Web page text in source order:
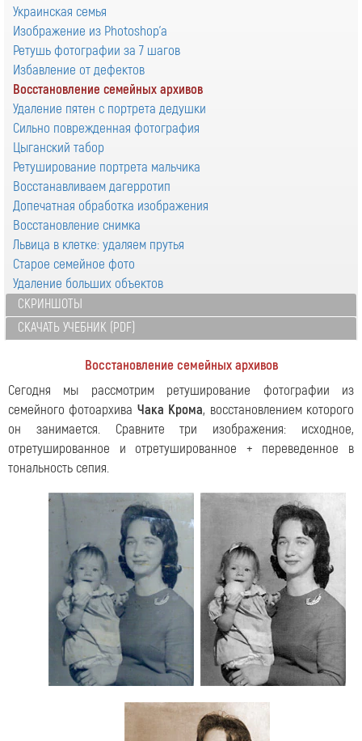
Украинская семья
Изображение из Photoshop'а
Ретушь фотографии за 7 шагов
Избавление от дефектов
Восстановление семейных архивов
Удаление пятен с портрета дедушки
Сильно поврежденная фотография
Цыганский табор
Ретуширование портрета мальчика
Восстанавливаем дагерротип
Допечатная обработка изображения
Восстановление снимка
Львица в клетке: удаляем прутья
Старое семейное фото
Удаление больших объектов
СКРИНШОТЫ
СКАЧАТЬ УЧЕБНИК (PDF)
Восстановление семейных архивов
Сегодня мы рассмотрим ретуширование фотографии из
семейного фотоархива Чака Крома, восстановлением которого
он занимается. Сравните три изображения: исходное,
отретушированное и отретушированное + переведенное в
тональность сепия.